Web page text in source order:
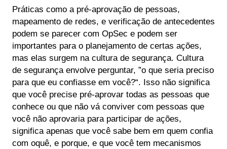
Práticas como a pré-aprovação de pessoas,
mapeamento de redes, e verificação de antecedentes
podem se parecer com OpSec e podem ser
importantes para o planejamento de certas ações,
mas elas surgem na cultura de segurança. Cultura
de segurança envolve perguntar, ”o que seria preciso
para que eu confiasse em você?“. Isso não significa
que você precise pré-aprovar todas as pessoas que
conhece ou que não vá conviver com pessoas que
você não aprovaria para participar de ações,
significa apenas que você sabe bem em quem confia
com oquê, e porque, e que você tem mecanismos